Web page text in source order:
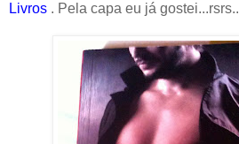
Livros . Pela capa eu já gostei...rsrs..